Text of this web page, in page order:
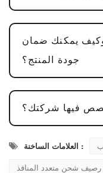
الموافقة على
2-5 أيام عمل
،
لضمان رضا
العملاء.
وكيف يمكنك ضمان
جودة المنتج؟
فيها شركتك؟
العلامات الساخنة :
رصيف شحن متعدد المنافذ